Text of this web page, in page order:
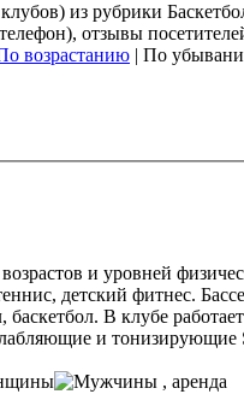
из рубрики
отзывы
возрастанию | По
и уровней
детский фитнес.
В клубе
и
, аренда